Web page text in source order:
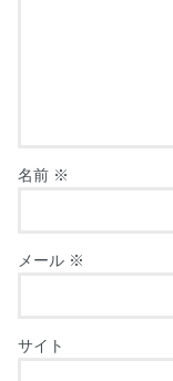
名前 ※
メール ※
サイト